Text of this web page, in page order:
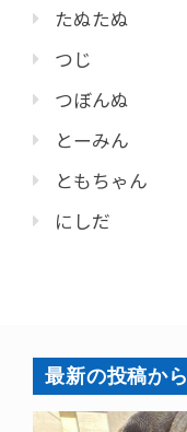
たぬたぬ
つじ
つぼんぬ
とーみん
ともちゃん
にしだ
最新の投稿から